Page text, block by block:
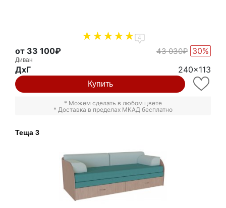
4
от 33 100₽ 43 030₽ 30%
Диван
ДxГ 240x113
Купить
* Можем сделать в любом цвете
* Доставка в пределах МКАД бесплатно
Теща 3